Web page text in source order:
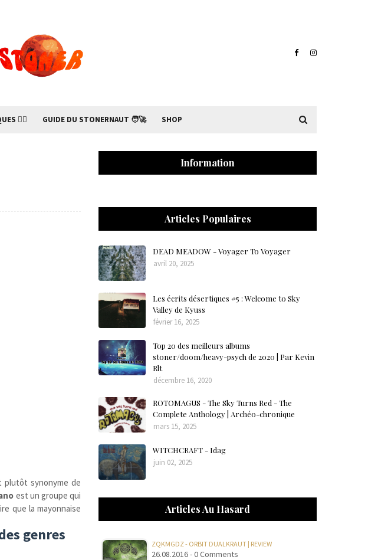
🧙‍♂ GUIDE DU STONERNAUT 🧑‍🚀 SHOP
plutôt synonyme de
est un groupe qui
que la mayonnaise
genres
Information
Articles Populaires
DEAD MEADOW - Voyager To Voyager
avril 20, 2025
Les écrits désertiques #5 : Welcome to Sky
Valley de Kyuss
février 16, 2025
Top 20 des meilleurs albums
stoner/doom/heavy-psych de 2020 | Par Kevin
Rlt
décembre 16, 2020
ROTOMAGUS - The Sky Turns Red - The
Complete Anthology | Archéo-chronique
mars 15, 2025
WITCHCRAFT - Idag
juin 02, 2025
Articles Au Hasard
ZQKMGDZ - ORBIT DUALKRAUT | REVIEW
26.08.2016 - 0 Comments